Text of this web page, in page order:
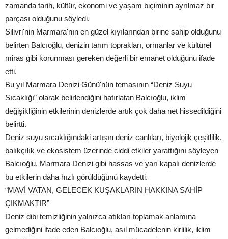
zamanda tarih, kültür, ekonomi ve yaşam biçiminin ayrılmaz bir
parçası olduğunu söyledi.
Silivri'nin Marmara'nın en güzel kıyılarından birine sahip olduğunu
belirten Balcıoğlu, denizin tarım toprakları, ormanlar ve kültürel
miras gibi korunması gereken değerli bir emanet olduğunu ifade
etti.
Bu yıl Marmara Denizi Günü'nün temasının “Deniz Suyu
Sıcaklığı” olarak belirlendiğini hatırlatan Balcıoğlu, iklim
değişikliğinin etkilerinin denizlerde artık çok daha net hissedildiğini
belirtti.
Deniz suyu sıcaklığındaki artışın deniz canlıları, biyolojik çeşitlilik,
balıkçılık ve ekosistem üzerinde ciddi etkiler yarattığını söyleyen
Balcıoğlu, Marmara Denizi gibi hassas ve yarı kapalı denizlerde
bu etkilerin daha hızlı görüldüğünü kaydetti.
“MAVİ VATAN, GELECEK KUŞAKLARIN HAKKINA SAHİP
ÇIKMAKTIR”
Deniz dibi temizliğinin yalnızca atıkları toplamak anlamına
gelmediğini ifade eden Balcıoğlu, asıl mücadelenin kirlilik, iklim